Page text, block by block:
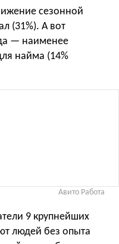
сезонной
(31%). А вот
— наименее
найма (14%
Авито Работа
9 крупнейших
людей без опыта